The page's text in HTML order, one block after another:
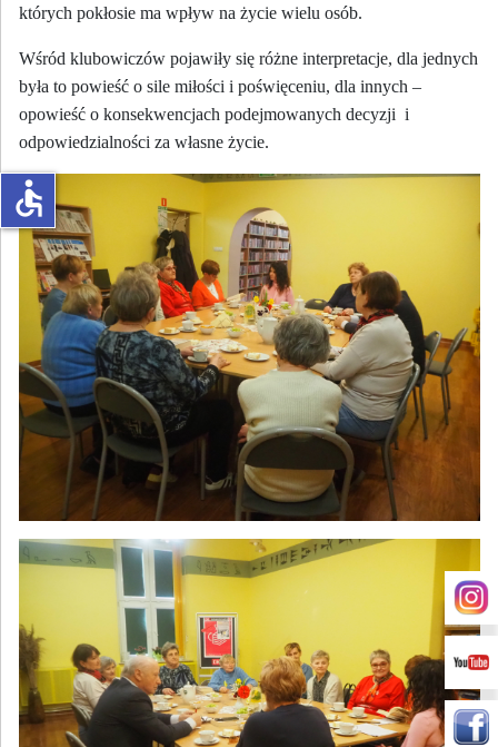
których pokłosie ma wpływ na życie wielu osób.
Wśród klubowiczów pojawiły się różne interpretacje, dla jednych
była to powieść o sile miłości i poświęceniu, dla innych –
opowieść o konsekwencjach podejmowanych decyzji i
odpowiedzialności za własne życie.
accessible